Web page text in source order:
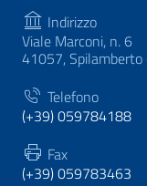
Indirizzo
Viale Marconi, n. 6
41057, Spilamberto
Telefono
(+39) 059784188
Fax
(+39) 059783463